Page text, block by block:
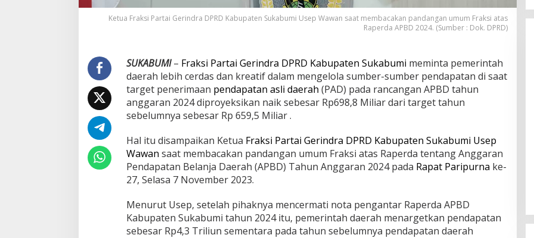
d
a
a
t
f
K
e
o
a
S
u
b
e
r
P
Ketua Fraksi Partai Gerindra DPRD Kabupaten Sukabumi Usep Wawan saat membacakan pandangan umum Fraksi atas
Raperda APBD 2024. (Sumber : Dok. DPRD)
SUKABUMI– Fraksi Partai Gerindra DPRD Kabupaten Sukabumi meminta pemerintah
daerah lebih cerdas dan kreatif dalam mengelola sumber-sumber pendapatan di saat
target penerimaan pendapatan asli daerah (PAD) pada rancangan APBD tahun
anggaran 2024 diproyeksikan naik sebesar Rp698,8 Miliar dari target tahun
sebelumnya sebesar Rp 659,5 Miliar .
Hal itu disampaikan Ketua Fraksi Partai Gerindra DPRD Kabupaten Sukabumi Usep
Wawan saat membacakan pandangan umum Fraksi atas Raperda tentang Anggaran
Pendapatan Belanja Daerah (APBD) Tahun Anggaran 2024 pada Rapat Paripurna ke-
27, Selasa 7 November 2023.
Menurut Usep, setelah pihaknya mencermati nota pengantar Raperda APBD
Kabupaten Sukabumi tahun 2024 itu, pemerintah daerah menargetkan pendapatan
sebesar Rp4,3 Triliun sementara pada tahun sebelumnya pendapatan daerah